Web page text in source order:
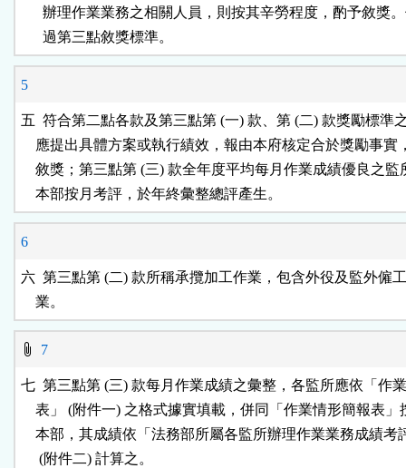
辦理作業業務之相關人員，則按其辛勞程度，酌予敘獎
      過第三點敘獎標準。
5
五  符合第二點各款及第三點第 (一) 款、第 (二) 款獎勵標準
應提出具體方案或執行績效，報由本府核定合於獎勵事實
敘獎；第三點第 (三) 款全年度平均每月作業成績優良之
    本部按月考評，於年終彙整總評產生。
6
六  第三點第 (二) 款所稱承攬加工作業，包含外役及監外僱
    業。
7
七  第三點第 (三) 款每月作業成績之彙整，各監所應依「作
表」 (附件一) 之格式據實填載，併同「作業情形簡報表
本部，其成績依「法務部所屬各監所辦理作業業務成績考
     (附件二) 計算之。